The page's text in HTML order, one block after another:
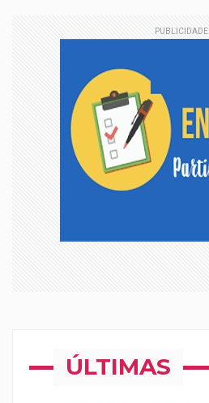
PUBLICIDADE
ÚLTIMAS